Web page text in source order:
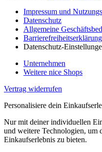
Impressum und
Datenschutz
Allgemeine
Barrierefreiheitserklärung
Datenschutz-
Unternehmen
Weitere nice Shops
Vertrag widerrufen
Personalisiere dein
Nur mit deiner individuellen
und weitere Technologien, um
Einkaufserlebnis zu bieten.